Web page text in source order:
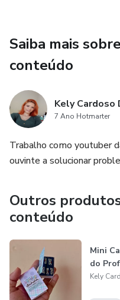
Saiba mais
conteúdo
Kely Cardoso
7 Ano Hotmarter
Trabalho como youtuber
ouvinte a solucionar
Outros
conteúdo
Mini
do
Kely